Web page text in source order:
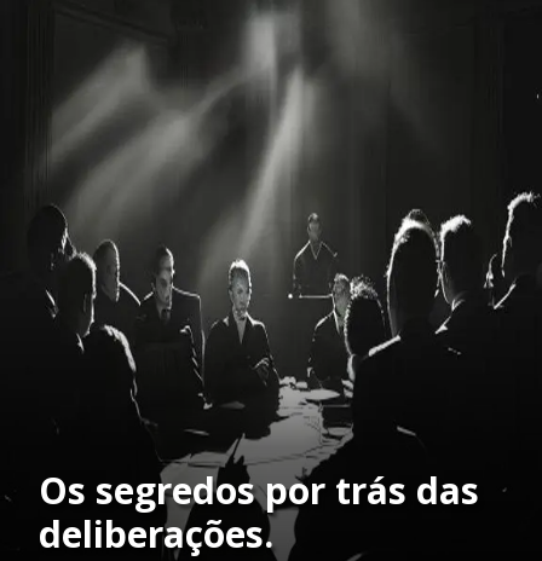
Os segredos por trás das
deliberações.